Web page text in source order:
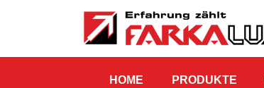
HOME PRODUKTE